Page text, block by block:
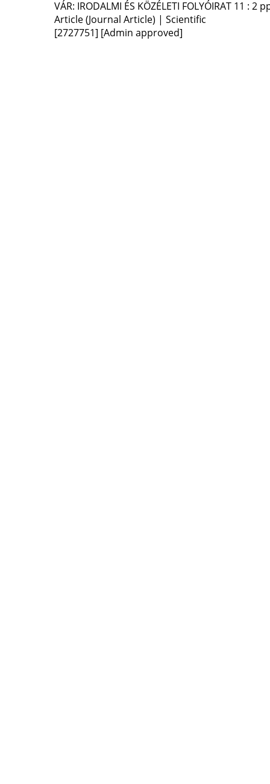
VÁR: IRODALMI ÉS KÖZÉLETI FOLYÓIRAT 11 : 2
Article (Journal Article) | Scientific
[2727751] [Admin approved]